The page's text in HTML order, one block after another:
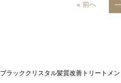
« 前へ
ブラッククリスタル髪質改善トリートメ